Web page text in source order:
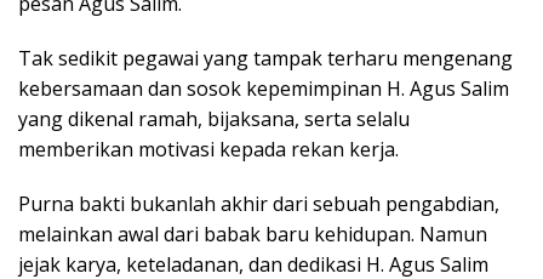
Tak sedikit pegawai yang tampak terharu mengenang
kebersamaan dan sosok kepemimpinan H. Agus Salim
yang dikenal ramah, bijaksana, serta selalu
memberikan motivasi kepada rekan kerja.
Purna bakti bukanlah akhir dari sebuah pengabdian,
melainkan awal dari babak baru kehidupan. Namun
jejak karya, keteladanan, dan dedikasi H. Agus Salim